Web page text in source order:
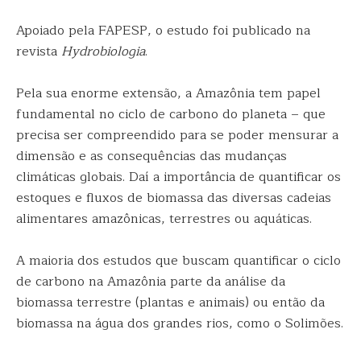
Apoiado pela FAPESP, o estudo foi publicado na
revista Hydrobiologia.
Pela sua enorme extensão, a Amazônia tem papel
fundamental no ciclo de carbono do planeta – que
precisa ser compreendido para se poder mensurar a
dimensão e as consequências das mudanças
climáticas globais. Daí a importância de quantificar os
estoques e fluxos de biomassa das diversas cadeias
alimentares amazônicas, terrestres ou aquáticas.
A maioria dos estudos que buscam quantificar o ciclo
de carbono na Amazônia parte da análise da
biomassa terrestre (plantas e animais) ou então da
biomassa na água dos grandes rios, como o Solimões.